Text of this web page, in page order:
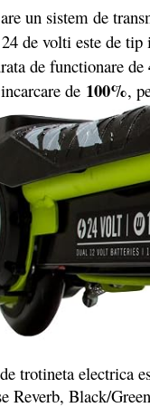
un sistem de
de volti este de
de functionare de
de 100%,
trotineta
Black/